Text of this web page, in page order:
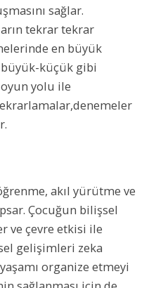
sağlar.
tekrar tekrar
en büyük
küçük gibi
yolu ile
akıl yürütme ve
Çocuğun bilişsel
ve çevre etkisi ile
gelişimleri zeka
organize etmeyi